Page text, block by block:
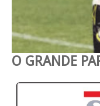
O GRANDE